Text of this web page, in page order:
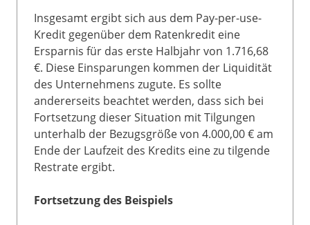
Insgesamt ergibt sich aus dem Pay-per-use-
Kredit gegenüber dem Ratenkredit eine
Ersparnis für das erste Halbjahr von 1.716,68
€. Diese Einsparungen kommen der Liquidität
des Unternehmens zugute. Es sollte
andererseits beachtet werden, dass sich bei
Fortsetzung dieser Situation mit Tilgungen
unterhalb der Bezugsgröße von 4.000,00 € am
Ende der Laufzeit des Kredits eine zu tilgende
Restrate ergibt.
Fortsetzung des Beispiels